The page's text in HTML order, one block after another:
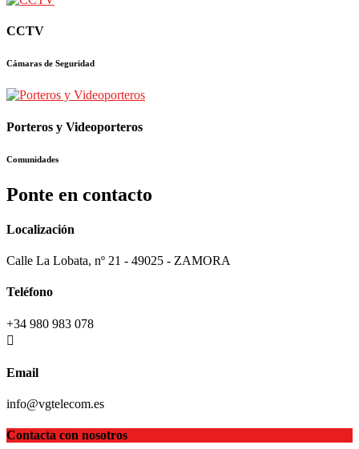
CCTV
Cámaras de Seguridad
Porteros y Videoporteros
Comunidades
Ponte en contacto
Localización
Calle La Lobata, nº 21 - 49025 - ZAMORA
Teléfono
+34 980 983 078
Email
info@vgtelecom.es
Contacta con nosotros